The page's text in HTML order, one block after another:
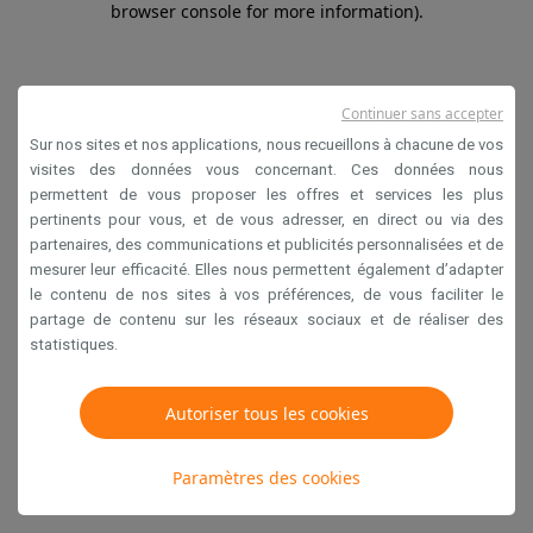
browser console for more information).
Sur nos sites et nos applications, nous recueillons à chacune de vos
visites des données vous concernant. Ces données nous
permettent de vous proposer les offres et services les plus
pertinents pour vous, et de vous adresser, en direct ou via des
partenaires, des communications et publicités personnalisées et de
mesurer leur efficacité. Elles nous permettent également d’adapter
le contenu de nos sites à vos préférences, de vous faciliter le
partage de contenu sur les réseaux sociaux et de réaliser des
statistiques.
Autoriser tous les cookies
Paramètres des cookies
Continuer sans accepter